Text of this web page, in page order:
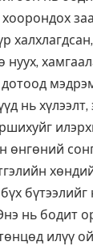
халхлагдсан,
нь
өнгөний
бүтээлийг
нь бодит
илүү